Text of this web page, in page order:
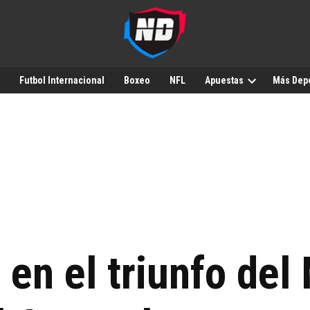
Futbol Internacional Boxeo NFL Apuestas Más
el triunfo del